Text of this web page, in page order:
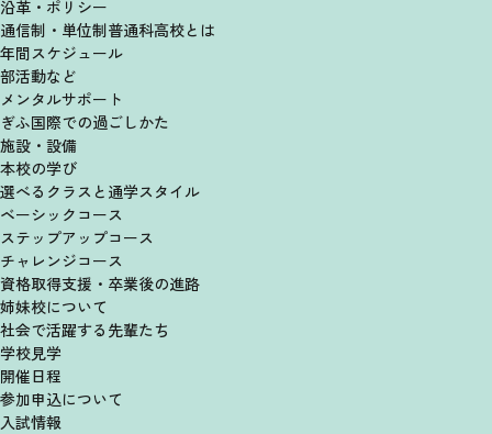
沿革・ポリシー
通信制・単位制普通科高校とは
年間スケジュール
部活動など
メンタルサポート
ぎふ国際での過ごしかた
施設・設備
本校の学び
選べるクラスと 通学スタイル
ベーシックコース
ステップアップコース
チャレンジコース
資格取得支援・卒業後の進路
姉妹校について
社会で活躍する先輩たち
学校見学
開催日程
参加申込について
入試情報